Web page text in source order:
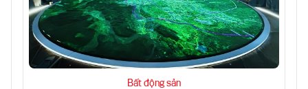
Bất động sản